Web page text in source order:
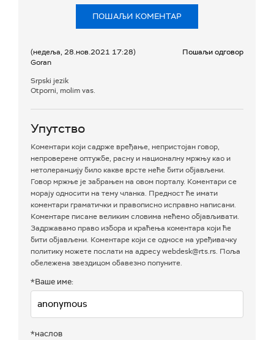
ПОШАЉИ КОМЕНТАР
(недеља, 28.нов.2021 17:28)
Goran
Пошаљи одговор
Srpski jezik
Otporni, molim vas.
Упутство
Коментари који садрже вређање, непристојан говор,
непроверене оптужбе, расну и националну мржњу као и
нетолеранцију било какве врсте неће бити објављени.
Говор мржње је забрањен на овом порталу. Коментари се
морају односити на тему чланка. Предност ће имати
коментари граматички и правописно исправно написани.
Коментаре писане великим словима нећемо објављивати.
Задржавамо право избора и краћења коментара који ће
бити објављени. Коментаре који се односе на уређивачку
политику можете послати на адресу webdesk@rts.rs. Поља
обележена звездицом обавезно попуните.
*Ваше име:
*наслов